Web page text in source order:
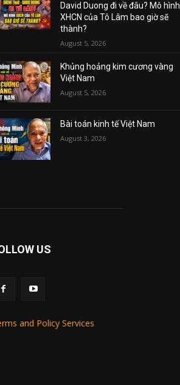
David Duong đi về đâu? Mô hình
XHCN của Tô Lâm bao giờ sẽ
thành?
August 5, 2026
Khủng hoảng kim cương vàng
Việt Nam
August 5, 2026
Bài toán kinh tế Việt Nam
August 3, 2026
US
and Policy Services